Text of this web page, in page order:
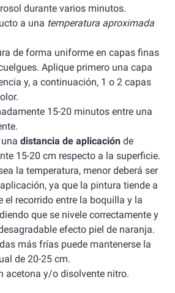
durante varios minutos.
a una temperatura aproximada
de forma uniforme en capas finas
Aplique primero una capa
y, a continuación, 1 o 2 capas
15-20 minutos entre una
distancia de aplicación de
15-20 cm respecto a la superficie.
la temperatura, menor deberá ser
ya que la pintura tiende a
el recorrido entre la boquilla y la
que se nivele correctamente y
efecto piel de naranja.
más frías puede mantenerse la
de 20-25 cm.
acetona y/o disolvente nitro.